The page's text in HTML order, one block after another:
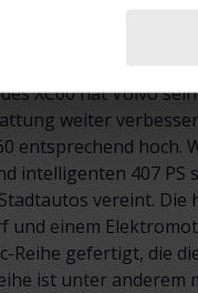
seiner
Volvo-
seiner enormen
XC60 hat Volvo
weiter
entsprechend hoch.
intelligenten 407
vereint.
und einem
Reihe gefertigt, die
ist unter anderem